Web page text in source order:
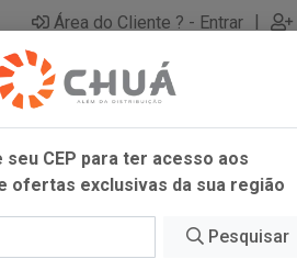
Área do Cliente ? - Entrar |
seu CEP para ter acesso aos
ofertas exclusivas da sua região
Pesquisar